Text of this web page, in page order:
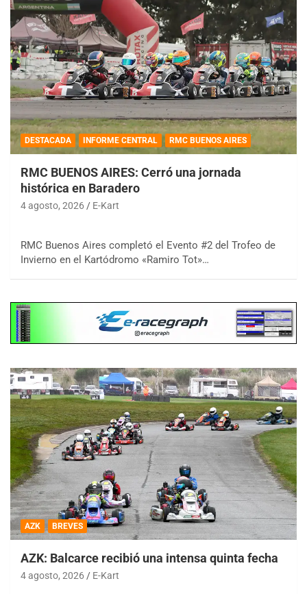
DESTACADA INFORME CENTRAL RMC BUENOS AIRES
RMC BUENOS AIRES: Cerró una jornada
histórica en Baradero
4 agosto, 2026 E-Kart
RMC Buenos Aires completó el Evento #2 del Trofeo de
Invierno en el Kartódromo «Ramiro Tot»…
AZK BREVES
AZK: Balcarce recibió una intensa quinta fecha
4 agosto, 2026 E-Kart